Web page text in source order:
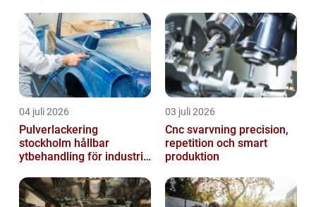
04 juli 2026
Pulverlackering
stockholm hållbar
ytbehandling för industri
03 juli 2026
Cnc svarvning precision,
repetition och smart
produktion